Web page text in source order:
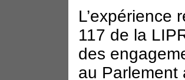
L’expérience
117 de la
des
au Parlement